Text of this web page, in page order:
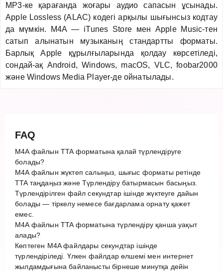
MP3-ке қарағанда жоғары аудио сапасын ұсынады.
Apple Lossless (ALAC) кодегі арқылы шығынсыз кодтау
да мүмкін. M4A — iTunes Store мен Apple Music-тен
сатып алынатын музыканың стандартты форматы.
Барлық Apple құрылғыларында қолдау көрсетіледі,
сондай-ақ Android, Windows, macOS, VLC, foobar2000
және Windows Media Player-де ойнатылады.
FAQ
M4A файлын TTA форматына қалай түрлендіруге
болады?
M4A файлын жүктеп салыңыз, шығыс форматы ретінде
TTA таңдаңыз және Түрлендіру батырмасын басыңыз.
Түрлендірілген файл секундтар ішінде жүктеуге дайын
болады — тіркелу немесе бағдарлама орнату қажет
емес.
M4A файлын TTA форматына түрлендіру қанша уақыт
алады?
Көптеген M4A файлдары секундтар ішінде
түрлендіріледі. Үлкен файлдар өлшемі мен интернет
жылдамдығына байланысты бірнеше минутқа дейін